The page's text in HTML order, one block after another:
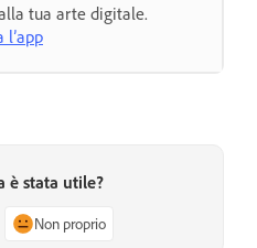
tua arte digitale.
l’app
è stata utile?
Non proprio